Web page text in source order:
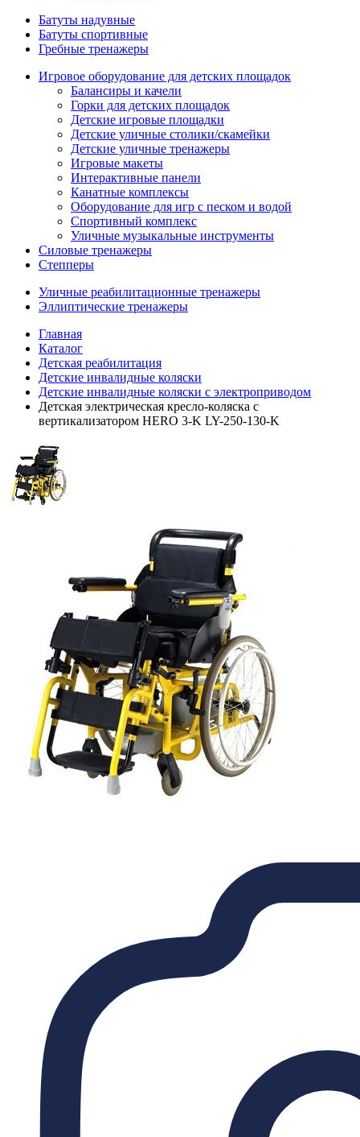
Батуты надувные
Батуты спортивные
Гребные тренажеры
Игровое оборудование для детских площадок
Балансиры и качели
Горки для детских площадок
Детские игровые площадки
Детские уличные столики/скамейки
Детские уличные тренажеры
Игровые макеты
Интерактивные панели
Канатные комплексы
Оборудование для игр с песком и водой
Спортивный комплекс
Уличные музыкальные инструменты
Силовые тренажеры
Степперы
Уличные реабилитационные тренажеры
Эллиптические тренажеры
Главная
Каталог
Детская реабилитация
Детские инвалидные коляски
Детские инвалидные коляски с электроприводом
Детская электрическая кресло-коляска с
вертикализатором HERO 3-K LY-250-130-K